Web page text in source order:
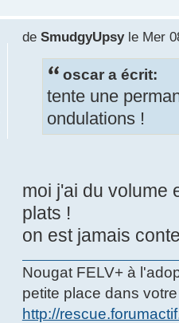
de SmudgyUpsyle Mer
oscar a écrit:
tente une
ondulations !
moi j'ai du volume
plats !
on est jamais
Nougat FELV+ à
petite place dans
http://